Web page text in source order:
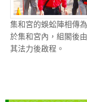
集和宮的蜈蚣陣相傳
於集和宮內，組閣後
其法力後啟程。